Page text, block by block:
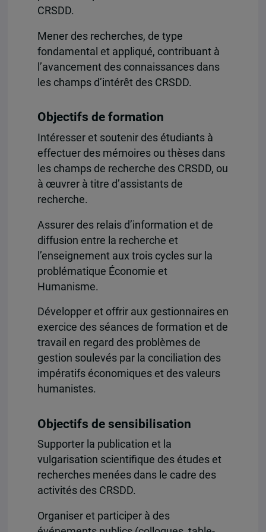
CRSDD.
Mener des recherches, de type
fondamental et appliqué, contribuant à
l’avancement des connaissances dans
les champs d’intérêt des CRSDD.
Objectifs de formation
Intéresser et soutenir des étudiants à
effectuer des mémoires ou thèses dans
les champs de recherche des CRSDD, ou
à œuvrer à titre d’assistants de
recherche.
Assurer des relais d’information et de
diffusion entre la recherche et
l’enseignement aux trois cycles sur la
problématique Économie et
Humanisme.
Développer et offrir aux gestionnaires en
exercice des séances de formation et de
travail en regard des problèmes de
gestion soulevés par la conciliation des
impératifs économiques et des valeurs
humanistes.
Objectifs de sensibilisation
Supporter la publication et la
vulgarisation scientifique des études et
recherches menées dans le cadre des
activités des CRSDD.
Organiser et participer à des